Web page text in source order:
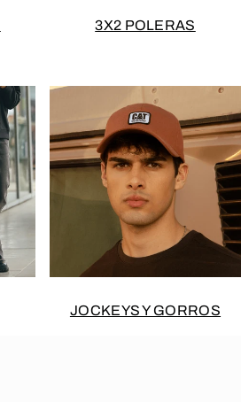
3X2 POLERAS
JOCKEYS Y GORROS